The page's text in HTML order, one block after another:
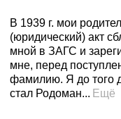
В 1939 г. мои
(юридический) акт
мной в ЗАГС и
мне, перед
фамилию. Я до того
стал Родоман... Ещё